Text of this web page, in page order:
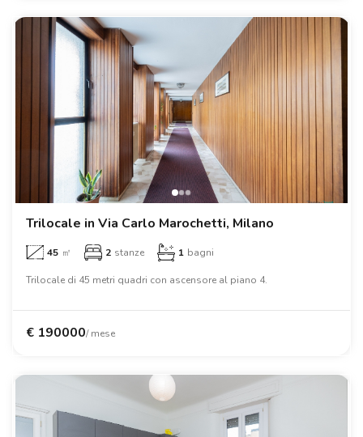
Trilocale in Via Carlo Marochetti, Milano
45 ㎡ 2 stanze 1 bagni
Trilocale di 45 metri quadri con ascensore al piano 4.
€ 190000/ mese